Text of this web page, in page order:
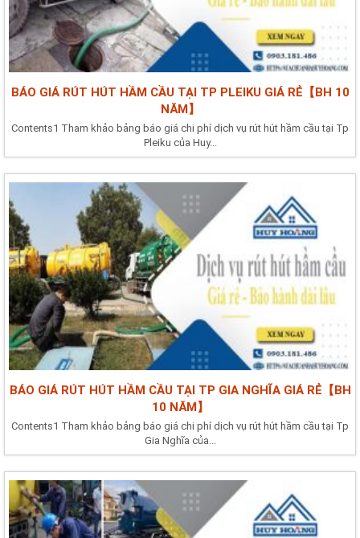
BÁO GIÁ RÚT HÚT HẦM CẦU TẠI TP PLEIKU GIÁ RẺ【BH 10
NĂM】
Contents1 Tham khảo bảng báo giá chi phí dịch vụ rút hút hầm cầu tại Tp
Pleiku của Huy...
BÁO GIÁ RÚT HÚT HẦM CẦU TẠI TP GIA NGHĨA GIÁ RẺ【BH
10 NĂM】
Contents1 Tham khảo bảng báo giá chi phí dịch vụ rút hút hầm cầu tại Tp
Gia Nghĩa của...